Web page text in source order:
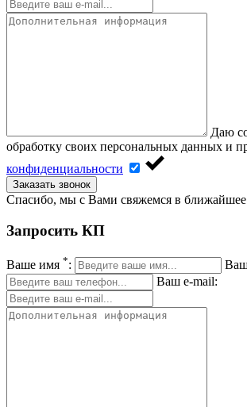
Даю
обработку своих персональных данных и
конфиденциальности
Заказать звонок
Спасибо, мы с Вами свяжемся в
Запросить КП
Ваше имя *:
Ваш e-mail: